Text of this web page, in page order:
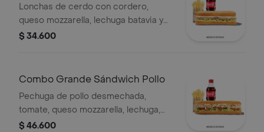
Cordero
Lonchas de cerdo con cordero,
queso mozzarella, lechuga batavia y
salsa Qbano
$ 34.600
Combo Grande Sándwich Pollo
Pechuga de pollo desmechada,
tomate, queso mozzarella, lechuga,
mayonesa, papas a la francesa y
$ 46.600